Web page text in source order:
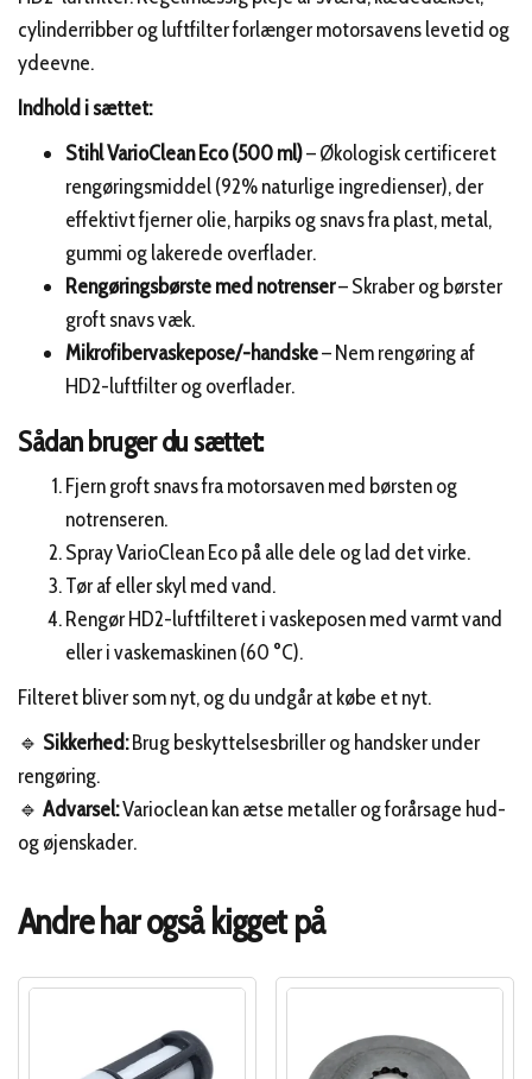
cylinderribber og luftfilter forlænger motorsavens levetid og
ydeevne.
Indhold i sættet:
Stihl VarioClean Eco (500 ml)– Økologisk certificeret
rengøringsmiddel (92% naturlige ingredienser), der
effektivt fjerner olie, harpiks og snavs fra plast, metal,
gummi og lakerede overflader.
Rengøringsbørste med notrenser– Skraber og børster
groft snavs væk.
Mikrofibervaskepose/-handske– Nem rengøring af
HD2-luftfilter og overflader.
Sådan bruger du sættet:
Fjern groft snavs fra motorsaven med børsten og
notrenseren.
Spray VarioClean Eco på alle dele og lad det virke.
Tør af eller skyl med vand.
Rengør HD2-luftfilteret i vaskeposen med varmt vand
eller i vaskemaskinen (60 °C).
Filteret bliver som nyt, og du undgår at købe et nyt.
🔹 Sikkerhed:Brug beskyttelsesbriller og handsker under
rengøring.
🔹 Advarsel:Varioclean kan ætse metaller og forårsage hud-
og øjenskader.
Andre har også kigget på